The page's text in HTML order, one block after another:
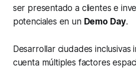
ser presentado a clientes e
potenciales en un Demo Day.
Desarrollar ciudades inclusivas
cuenta múltiples factores